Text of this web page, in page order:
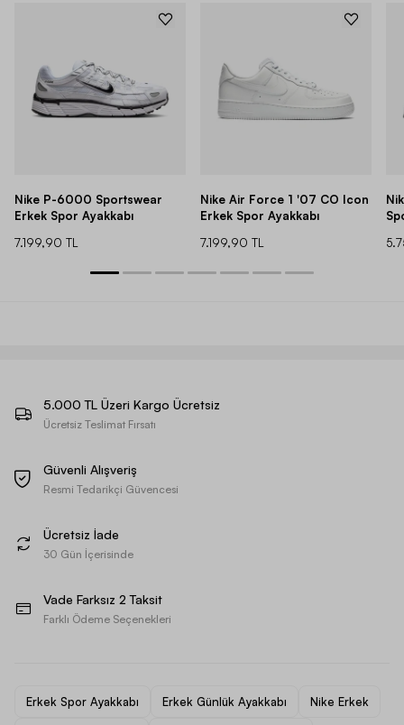
Nike P-6000 Sportswear
Erkek Spor Ayakkabı
7.199,90 TL
Nike Air Force 1 '07 CO Icon
Erkek Spor Ayakkabı
7.199,90 TL
5.000 TL Üzeri Kargo Ücretsiz
Ücretsiz Teslimat Fırsatı
Güvenli Alışveriş
Resmi Tedarikçi Güvencesi
Ücretsiz İade
30 Gün İçerisinde
Vade Farksız 2 Taksit
Farklı Ödeme Seçenekleri
Erkek Spor Ayakkabı Erkek Günlük Ayakkabı Nike Erkek